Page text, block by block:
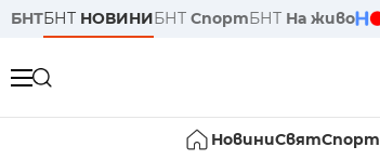
БНТБНТ НОВИНИБНТ СпортБНТ На живо
НовиниСвятСпорт